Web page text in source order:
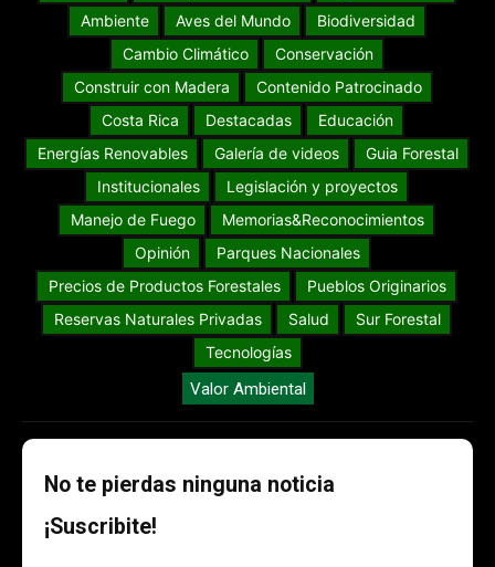
Ambiente
Aves del Mundo
Biodiversidad
Cambio Climático
Conservación
Construir con Madera
Contenido Patrocinado
Costa Rica
Destacadas
Educación
Energías Renovables
Galería de videos
Guia Forestal
Institucionales
Legislación y proyectos
Manejo de Fuego
Memorias&Reconocimientos
Opinión
Parques Nacionales
Precios de Productos Forestales
Pueblos Originarios
Reservas Naturales Privadas
Salud
Sur Forestal
Tecnologías
Valor Ambiental
No te pierdas ninguna noticia
¡Suscribite!